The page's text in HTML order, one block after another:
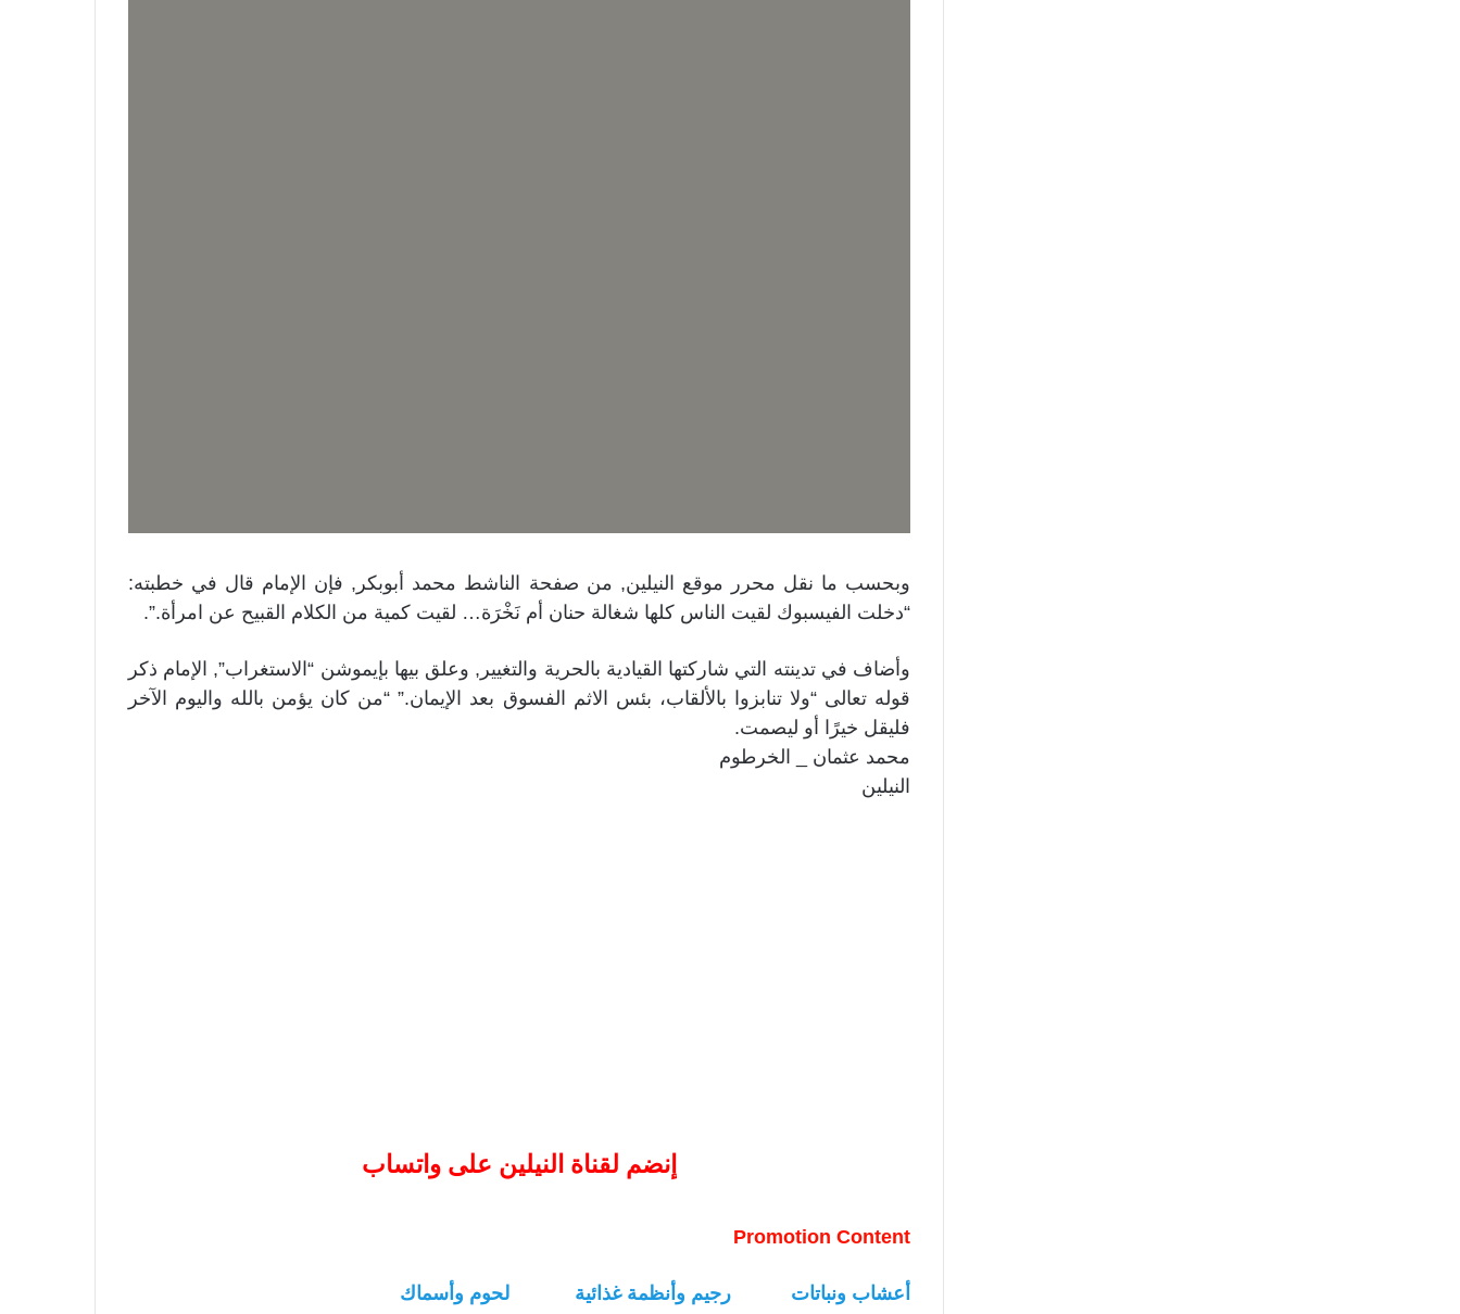
وبحسب ما نقل محرر موقع النيلين, من صفحة الناشط محمد أبوبكر, فإن الإمام قال في خطبته:
“دخلت الفيسبوك لقيت الناس كلها شغالة حنان أم نَخْرَة… لقيت كمية من الكلام القبيح عن امرأة.”.
وأضاف في تدينته التي شاركتها القيادية بالحرية والتغيير, وعلق بيها بإيموشن “الاستغراب”, الإمام ذكر
قوله تعالى “ولا تنابزوا بالألقاب، بئس الاثم الفسوق بعد الإيمان.” “من كان يؤمن بالله واليوم الآخر
فليقل خيرًا أو ليصمت.
محمد عثمان _ الخرطوم
النيلين
إنضم لقناة النيلين على واتساب
Promotion Content
أعشاب ونباتات رجيم وأنظمة غذائية لحوم وأسماك